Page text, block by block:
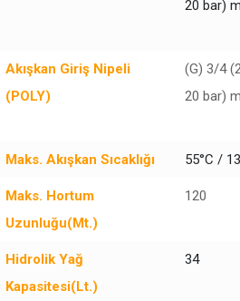
20 bar)
Akışkan Giriş Nipeli
(POLY)
(G) 3/4
20 bar)
Maks. Akışkan Sıcaklığı 55°C /
Maks. Hortum
Uzunluğu(Mt.)
120
Hidrolik Yağ
Kapasitesi(Lt.)
34